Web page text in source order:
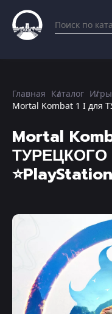
Главная Каталог
Mortal Kombat 1 I для
Mortal
ТУРЕЦКОГО